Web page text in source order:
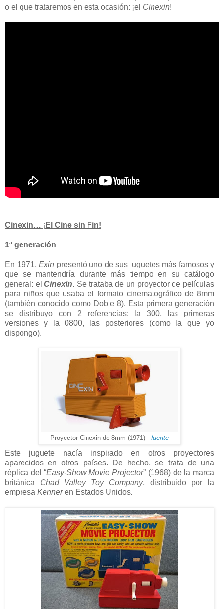
o el que trataremos en esta ocasión: ¡el Cinexin!
Cinexin… ¡El Cine sin Fin!
1ª generación
En 1971, Exin presentó uno de sus juguetes más famosos y
que se mantendría durante más tiempo en su catálogo
general: elCinexin. Se trataba de un proyector de películas
para niños que usaba el formato cinematográfico de 8mm
(también conocido como Doble 8). Esta primera generación
se distribuyo con 2 referencias: la 300, las primeras
versiones y la 0800, las posteriores (como la que yo
dispongo).
Proyector Cinexin de 8mm (1971) fuente
Este juguete nacía inspirado en otros proyectores
aparecidos en otros países. De hecho, se trata de una
réplica del “Easy-Show Movie Projector” (1968) de la marca
británica Chad Valley Toy Company, distribuido por la
empresa Kenneren Estados Unidos.